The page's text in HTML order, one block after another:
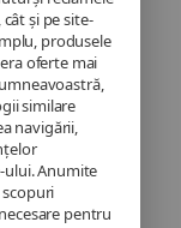
și pe site-
produsele
oferte mai
similare
navigării,
ului. Anumite
pentru
intelligente
3 Partel – Assistant
cardiaque –
5.3 – Blanc